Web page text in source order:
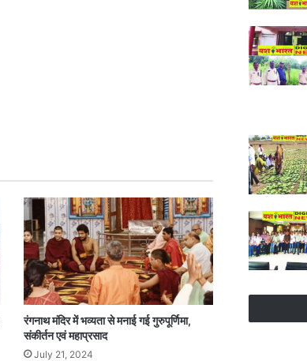
रंगनाथ मंदिर में भव्यता से मनाई गई गुरुपूर्णिमा,
संकीर्तन एवं महाप्रसाद
July 21, 2024